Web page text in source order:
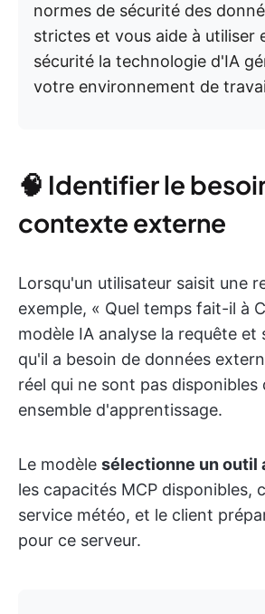
normes de sécurité des
strictes et vous aide à utiliser
sécurité la technologie d'IA
votre environnement de
🧠 Identifier le
contexte externe
Lorsqu'un utilisateur saisit une
exemple, « Quel temps fait-il à
modèle IA analyse la requête
qu'il a besoin de données
réel qui ne sont pas disponibles
ensemble d'apprentissage.
Le modèle sélectionne un outil
les capacités MCP disponibles,
service météo, et le client
pour ce serveur.